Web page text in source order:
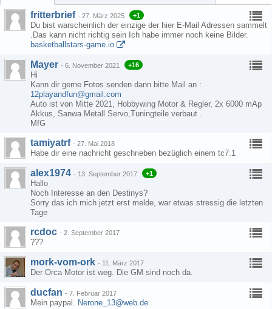
fritterbrief - 27. März 2025 +1
Du bist warscheinlich der einzige der hier E-Mail Adressen sammelt
.Das kann nicht richtig sein Ich habe immer noch keine Bilder.
basketballstars-game.io
Mayer - 6. November 2021 +16
Hi
Kann dir gerne Fotos senden dann bitte Mail an :
12playandfun@gmail.com
Auto ist von Mitte 2021, Hobbywing Motor & Regler, 2x 6000 mAp
Akkus, Sanwa Metall Servo,Tuningteile verbaut .
MfG
tamiyatrf - 27. Mai 2018
Habe dir eine nachricht geschrieben bezüglich einem tc7.1
alex1974 - 13. September 2017 +1
Hallo
Noch Interesse an den Destinys?
Sorry das ich mich jetzt erst melde, war etwas stressig die letzten
Tage
rcdoc - 2. September 2017
???
mork-vom-ork - 11. März 2017
Der Orca Motor ist weg. Die GM sind noch da.
ducfan - 7. Februar 2017
Mein paypal. Nerone_13@web.de